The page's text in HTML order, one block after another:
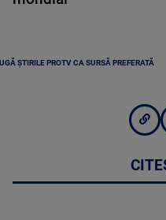
ȘTIRILE PROTV CA SURSĂ PREFERATĂ